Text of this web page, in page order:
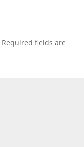
Required fields are